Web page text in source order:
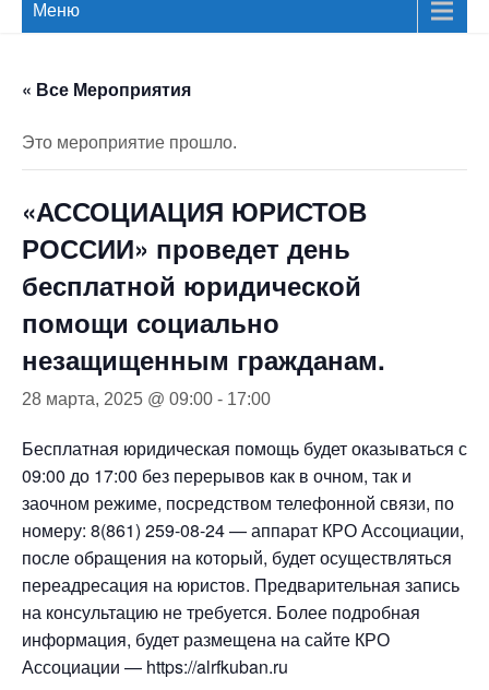
Меню
« Все Мероприятия
Это мероприятие прошло.
«АССОЦИАЦИЯ ЮРИСТОВ
РОССИИ» проведет день
бесплатной юридической
помощи социально
незащищенным гражданам.
28 марта, 2025 @ 09:00 - 17:00
Бесплатная юридическая помощь будет оказываться с
09:00 до 17:00 без перерывов как в очном, так и
заочном режиме, посредством телефонной связи, по
номеру: 8(861) 259-08-24 — аппарат КРО Ассоциации,
после обращения на который, будет осуществляться
переадресация на юристов. Предварительная запись
на консультацию не требуется. Более подробная
информация, будет размещена на сайте КРО
Ассоциации — https://alrfkuban.ru